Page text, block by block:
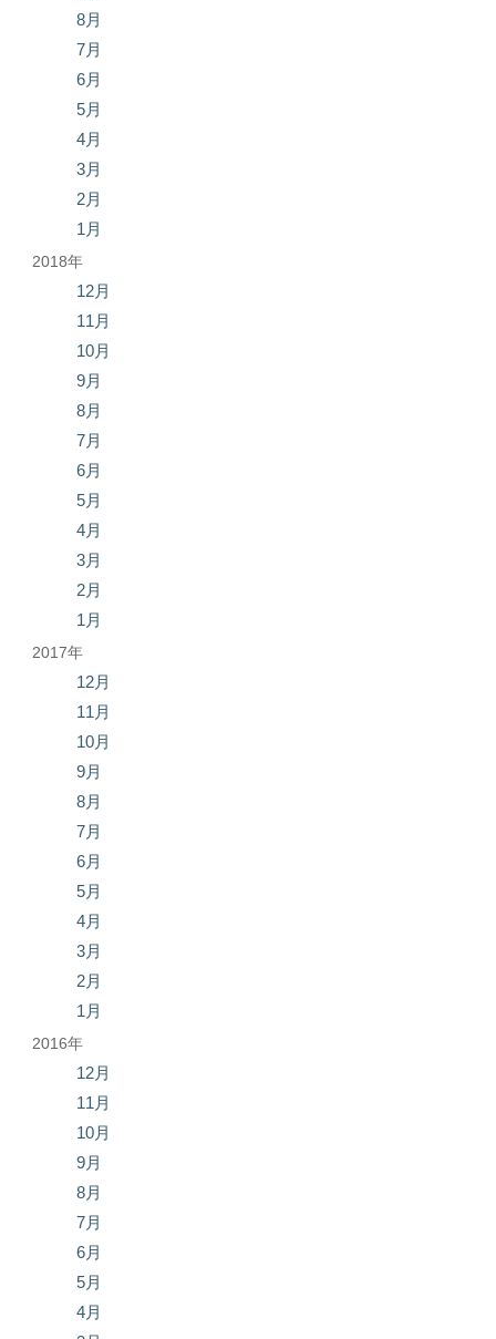
8月
7月
6月
5月
4月
3月
2月
1月
2018年
12月
11月
10月
9月
8月
7月
6月
5月
4月
3月
2月
1月
2017年
12月
11月
10月
9月
8月
7月
6月
5月
4月
3月
2月
1月
2016年
12月
11月
10月
9月
8月
7月
6月
5月
4月